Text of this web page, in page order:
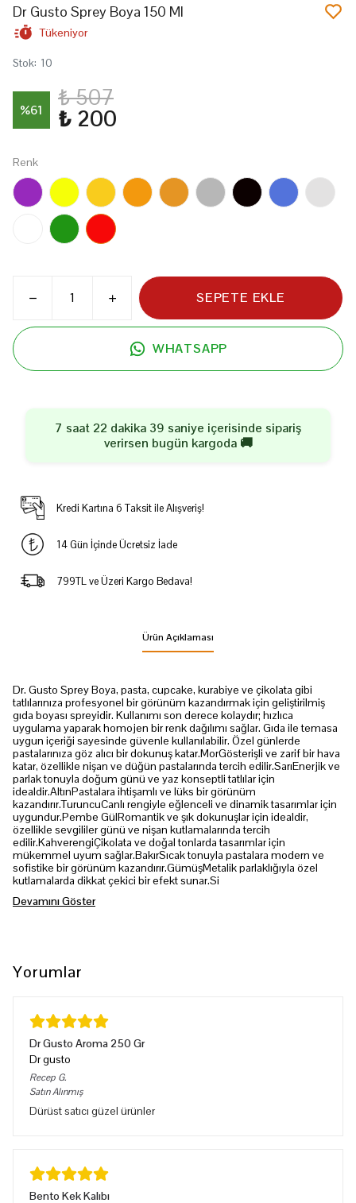
Dr Gusto Sprey Boya 150 Ml
Tükeniyor
Stok: 10
%61 ₺ 507
₺ 200
Renk
SEPETE EKLE
WHATSAPP
7 saat 22 dakika 39 saniye içerisinde sipariş
verirsen bugün kargoda 🚚
Kredi Kartına 6 Taksit ile Alışveriş!
14 Gün İçinde Ücretsiz İade
799TL ve Üzeri Kargo Bedava!
Ürün Açıklaması
Dr. Gusto Sprey Boya, pasta, cupcake, kurabiye ve çikolata gibi
tatlılarınıza profesyonel bir görünüm kazandırmak için geliştirilmiş
gıda boyası spreyidir. Kullanımı son derece kolaydır; hızlıca
uygulama yaparak homojen bir renk dağılımı sağlar. Gıda ile temasa
uygun içeriği sayesinde güvenle kullanılabilir. Özel günlerde
pastalarınıza göz alıcı bir dokunuş katar.MorGösterişli ve zarif bir hava
katar, özellikle nişan ve düğün pastalarında tercih edilir.SarıEnerjik ve
parlak tonuyla doğum günü ve yaz konseptli tatlılar için
idealdir.AltınPastalara ihtişamlı ve lüks bir görünüm
kazandırır.TuruncuCanlı rengiyle eğlenceli ve dinamik tasarımlar için
uygundur.Pembe GülRomantik ve şık dokunuşlar için idealdir,
özellikle sevgililer günü ve nişan kutlamalarında tercih
edilir.KahverengiÇikolata ve doğal tonlarda tasarımlar için
mükemmel uyum sağlar.BakırSıcak tonuyla pastalara modern ve
sofistike bir görünüm kazandırır.GümüşMetalik parlaklığıyla özel
kutlamalarda dikkat çekici bir efekt sunar.Si
Devamını Göster
Yorumlar
Dr Gusto Aroma 250 Gr
Dr gusto
Recep G.
Satın Alınmış
Dürüst satıcı güzel ürünler
Bento Kek Kalıbı